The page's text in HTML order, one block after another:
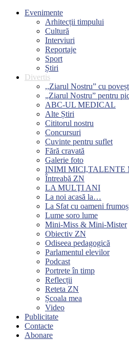
Evenimente
Arhitecții timpului
Cultură
Interviuri
Reportaje
Sport
Știri
Divertis
,,Ziarul Nostru” cu
„Ziarul Nostru” pentru
ABC-UL MEDICAL
Alte Știri
Cititorul nostru
Concursuri
Cuvinte pentru suflet
Fără cravată
Galerie foto
INIMI MICI,TALENTE
Întreabă ZN
LA MULŢI ANI
La noi acasă la…
La Sfat cu oameni
Lume soro lume
Mini-Miss & Mini-Mister
Obiectiv ZN
Odiseea pedagogică
Parlamentul elevilor
Podcast
Portrete în timp
Reflecții
Reteta ZN
Școala mea
Video
Publicitate
Contacte
Abonare